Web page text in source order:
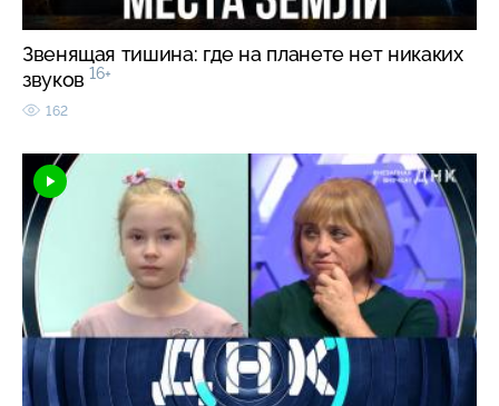
Звенящая тишина: где на планете нет никаких
звуков 16+
162